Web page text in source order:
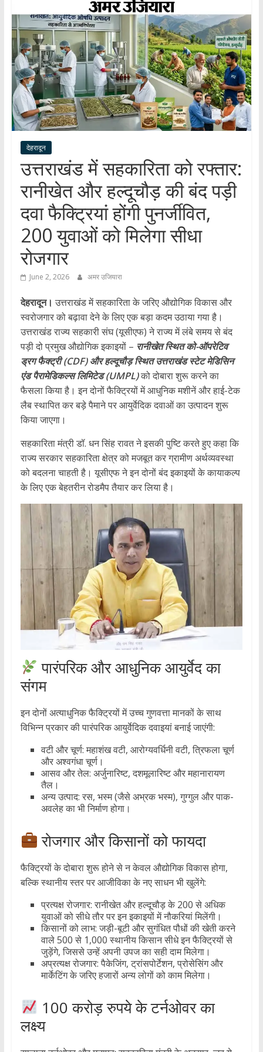
हर
खबर
।
सच्ची
खबर
।
सबकी
खबर
देहरादून
उत्तराखंड में सहकारिता को रफ्तार:
रानीखेत और हल्दूचौड़ की बंद पड़ी
दवा फैक्ट्रियां होंगी पुनर्जीवित,
200 युवाओं को मिलेगा सीधा
रोजगार
June 2, 2026 अमर उजियारा
देहरादून। उत्तराखंड में सहकारिता के जरिए औद्योगिक विकास और
स्वरोजगार को बढ़ावा देने के लिए एक बड़ा कदम उठाया गया है।
उत्तराखंड राज्य सहकारी संघ (यूसीएफ) ने राज्य में लंबे समय से बंद
पड़ी दो प्रमुख औद्योगिक इकाइयों – रानीखेत स्थित को-ऑपरेटिव
ड्रग फैक्ट्री (CDF) और हल्दूचौड़ स्थित उत्तराखंड स्टेट मेडिसिन
एंड पैरामेडिकल्स लिमिटेड (UMPL)को दोबारा शुरू करने का
फैसला किया है। इन दोनों फैक्ट्रियों में आधुनिक मशीनें और हाई-टेक
लैब स्थापित कर बड़े पैमाने पर आयुर्वेदिक दवाओं का उत्पादन शुरू
किया जाएगा।
सहकारिता मंत्री डॉ. धन सिंह रावत ने इसकी पुष्टि करते हुए कहा कि
राज्य सरकार सहकारिता क्षेत्र को मजबूत कर ग्रामीण अर्थव्यवस्था
को बदलना चाहती है। यूसीएफ ने इन दोनों बंद इकाइयों के कायाकल्प
के लिए एक बेहतरीन रोडमैप तैयार कर लिया है।
पारंपरिक और आधुनिक आयुर्वेद का
संगम
इन दोनों अत्याधुनिक फैक्ट्रियों में उच्च गुणवत्ता मानकों के साथ
विभिन्न प्रकार की पारंपरिक आयुर्वेदिक दवाइयां बनाई जाएंगी:
वटी और चूर्ण: महाशंख वटी, आरोग्यवर्धिनी वटी, त्रिफला चूर्ण
और अश्वगंधा चूर्ण।
आसव और तेल: अर्जुनारिष्ट, दशमूलारिष्ट और महानारायण
तैल।
अन्य उत्पाद: रस, भस्म (जैसे अभ्रक भस्म), गुग्गुल और पाक-
अवलेह का भी निर्माण होगा।
रोजगार और किसानों को फायदा
फैक्ट्रियों के दोबारा शुरू होने से न केवल औद्योगिक विकास होगा,
बल्कि स्थानीय स्तर पर आजीविका के नए साधन भी खुलेंगे:
प्रत्यक्ष रोजगार: रानीखेत और हल्दूचौड़ के 200 से अधिक
युवाओं को सीधे तौर पर इन इकाइयों में नौकरियां मिलेंगी।
किसानों को लाभ: जड़ी-बूटी और सुगंधित पौधों की खेती करने
वाले 500 से 1,000 स्थानीय किसान सीधे इन फैक्ट्रियों से
जुड़ेंगे, जिससे उन्हें अपनी उपज का सही दाम मिलेगा।
अप्रत्यक्ष रोजगार: पैकेजिंग, ट्रांसपोर्टेशन, प्रोसेसिंग और
मार्केटिंग के जरिए हजारों अन्य लोगों को काम मिलेगा।
100 करोड़ रुपये के टर्नओवर का
लक्ष्य